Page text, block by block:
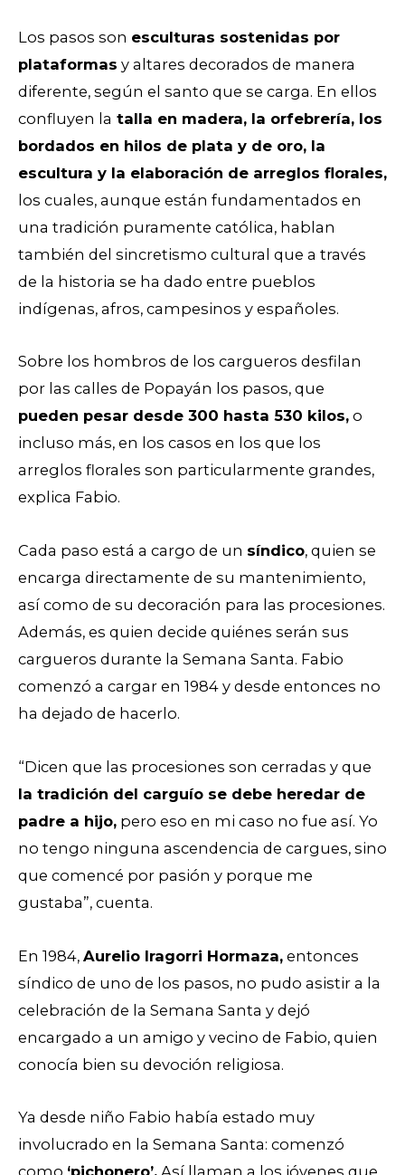
Los pasos son esculturas sostenidas por
plataformas y altares decorados de manera
diferente, según el santo que se carga. En ellos
confluyen la talla en madera, la orfebrería, los
bordados en hilos de plata y de oro, la
escultura y la elaboración de arreglos florales,
los cuales, aunque están fundamentados en
una tradición puramente católica, hablan
también del sincretismo cultural que a través
de la historia se ha dado entre pueblos
indígenas, afros, campesinos y españoles.
Sobre los hombros de los cargueros desfilan
por las calles de Popayán los pasos, que
pueden pesar desde 300 hasta 530 kilos, o
incluso más, en los casos en los que los
arreglos florales son particularmente grandes,
explica Fabio.
Cada paso está a cargo de un síndico, quien se
encarga directamente de su mantenimiento,
así como de su decoración para las procesiones.
Además, es quien decide quiénes serán sus
cargueros durante la Semana Santa. Fabio
comenzó a cargar en 1984 y desde entonces no
ha dejado de hacerlo.
“Dicen que las procesiones son cerradas y que
la tradición del carguío se debe heredar de
padre a hijo, pero eso en mi caso no fue así. Yo
no tengo ninguna ascendencia de cargues, sino
que comencé por pasión y porque me
gustaba”, cuenta.
En 1984, Aurelio Iragorri Hormaza, entonces
síndico de uno de los pasos, no pudo asistir a la
celebración de la Semana Santa y dejó
encargado a un amigo y vecino de Fabio, quien
conocía bien su devoción religiosa.
Ya desde niño Fabio había estado muy
involucrado en la Semana Santa: comenzó